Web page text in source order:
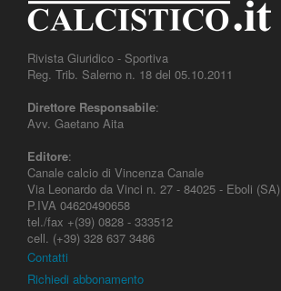
Rivista Giuridico - Sportiva
Reg. Trib. Salerno n. 18 del 05.10.2011
Direttore Responsabile:
Avv. Gaetano Aita
Editore:
Canale calcio di Vincenza Canale
Via Leonardo da Vinci n. 27 - 84025 - Eboli (SA)
P.IVA 04620490658
tel./fax +(39) 0828 - 333512
cell. (+39) 328 637 3486
Contatti
Richiedi abbonamento